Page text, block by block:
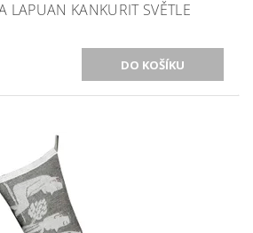
LAPUAN KANKURIT SVĚTLE